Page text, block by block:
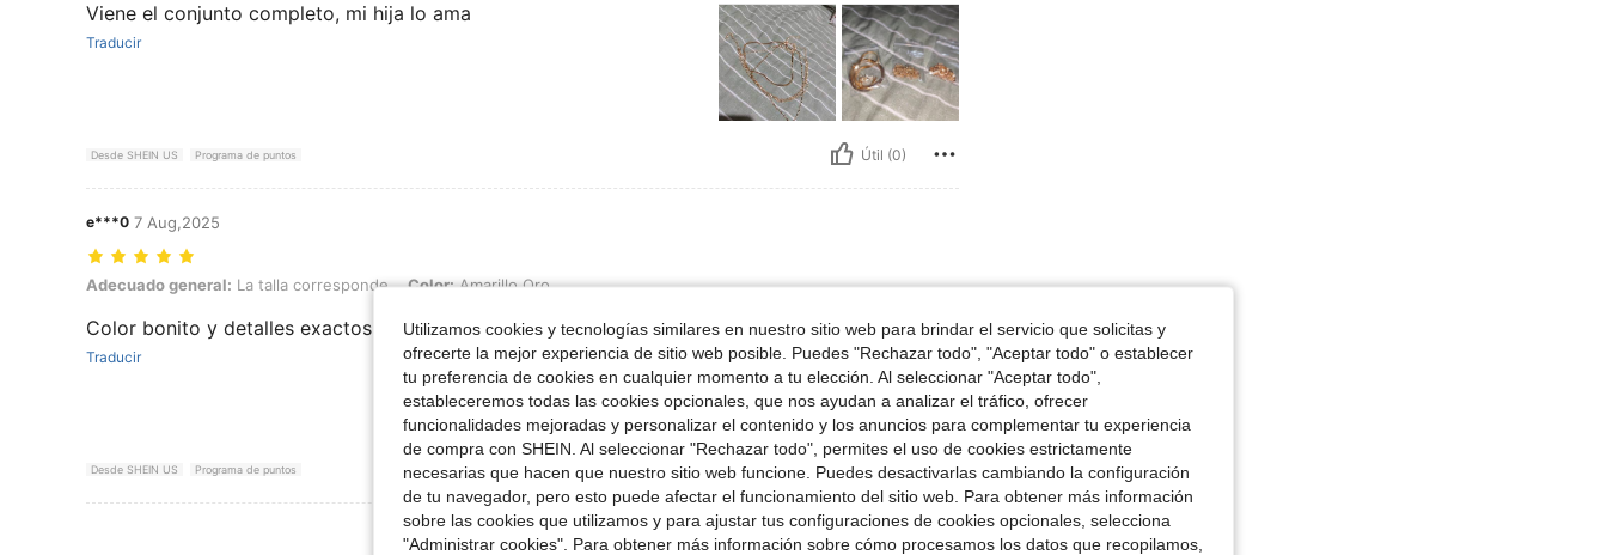
Viene el conjunto completo, mi hija lo ama
Traducir
Desde SHEIN US Programa de puntos Útil (0)
e***0 7 Aug,2025
Adecuado general: La talla corresponde, Color: Amarillo Oro
Adecuado general: La talla corresponde Color:Amarillo Oro
Color bonito y detalles exactos
Traducir
Desde SHEIN US Programa de puntos Útil (0)
Ver Más Reseñas
Utilizamos cookies y tecnologías similares en nuestro sitio web para brindar el servicio que solicitas y
ofrecerte la mejor experiencia de sitio web posible. Puedes "Rechazar todo", "Aceptar todo" o establecer
tu preferencia de cookies en cualquier momento a tu elección. Al seleccionar "Aceptar todo",
estableceremos todas las cookies opcionales, que nos ayudan a analizar el tráfico, ofrecer
funcionalidades mejoradas y personalizar el contenido y los anuncios para complementar tu experiencia
de compra con SHEIN. Al seleccionar "Rechazar todo", permites el uso de cookies estrictamente
necesarias que hacen que nuestro sitio web funcione. Puedes desactivarlas cambiando la configuración
de tu navegador, pero esto puede afectar el funcionamiento del sitio web. Para obtener más información
sobre las cookies que utilizamos y para ajustar tus configuraciones de cookies opcionales, selecciona
"Administrar cookies". Para obtener más información sobre cómo procesamos los datos que recopilamos,